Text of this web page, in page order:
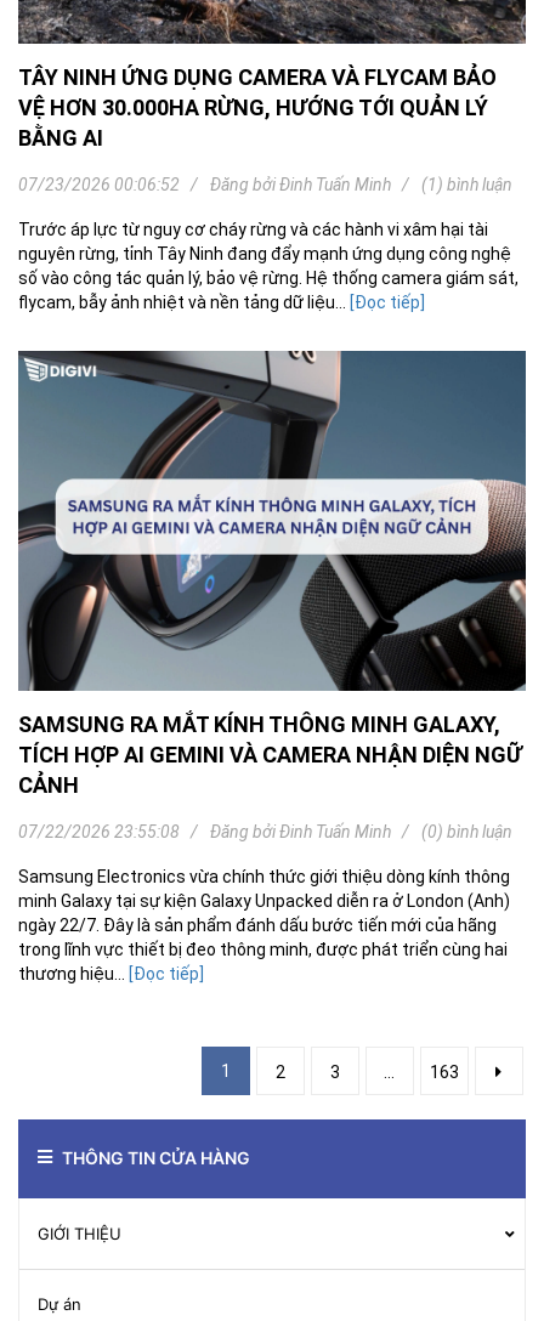
THÔNG TIN CỬA HÀNG
GIỚI THIỆU
Dự án
TÂY NINH ỨNG DỤNG CAMERA VÀ FLYCAM BẢO
VỆ HƠN 30.000HA RỪNG, HƯỚNG TỚI QUẢN LÝ
BẰNG AI
07/23/2026 00:06:52 Đăng bởiĐinh Tuấn Minh (1) bình luận
Trước áp lực từ nguy cơ cháy rừng và các hành vi xâm hại tài
nguyên rừng, tỉnh Tây Ninh đang đẩy mạnh ứng dụng công nghệ
số vào công tác quản lý, bảo vệ rừng. Hệ thống camera giám sát,
flycam, bẫy ảnh nhiệt và nền tảng dữ liệu... [Đọc tiếp]
SAMSUNG RA MẮT KÍNH THÔNG MINH GALAXY,
TÍCH HỢP AI GEMINI VÀ CAMERA NHẬN DIỆN NGỮ
CẢNH
07/22/2026 23:55:08 Đăng bởiĐinh Tuấn Minh (0) bình luận
Samsung Electronics vừa chính thức giới thiệu dòng kính thông
minh Galaxy tại sự kiện Galaxy Unpacked diễn ra ở London (Anh)
ngày 22/7. Đây là sản phẩm đánh dấu bước tiến mới của hãng
trong lĩnh vực thiết bị đeo thông minh, được phát triển cùng hai
thương hiệu...
[Đọc tiếp]
1 2 3 163